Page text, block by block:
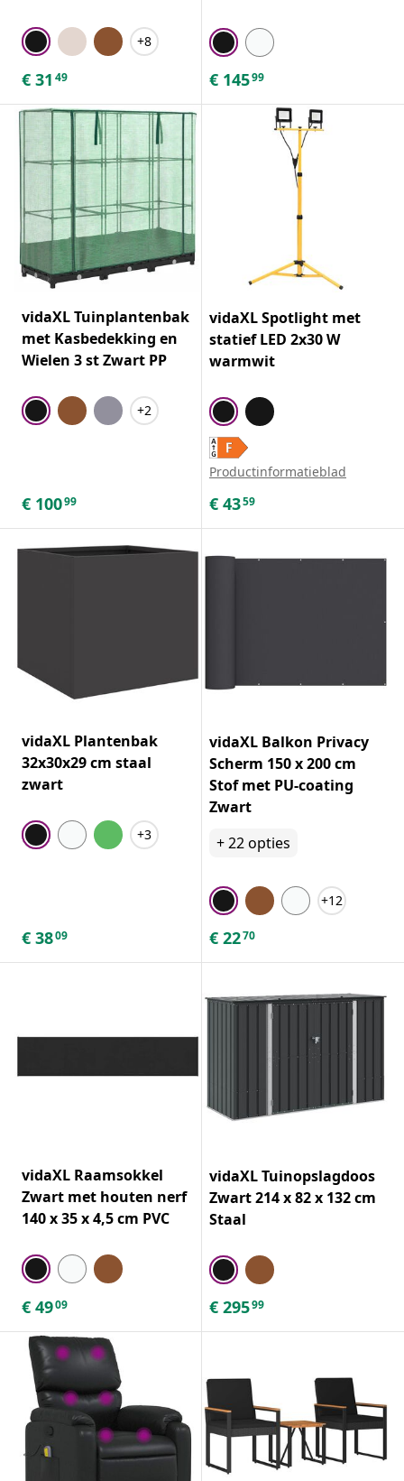
+8
€ 31 49 € 14599
vidaXL Tuinplantenbak
met Kasbedekking en
Wielen 3 st Zwart PP
+2
€ 10099
vidaXL Spotlight met
statief LED 2x30 W
warmwit
Productinformatieblad
€ 4359
vidaXL Plantenbak
32x30x29 cm staal
zwart
+3
€ 3809
vidaXL Balkon Privacy
Scherm 150 x 200 cm
Stof met PU-coating
Zwart
+22opties
+12
€ 2270
vidaXL Raamsokkel
Zwart met houten nerf
140 x 35 x 4,5 cm PVC
€ 4909
vidaXL Tuinopslagdoos
Zwart 214 x 82 x 132 cm
Staal
€ 29599